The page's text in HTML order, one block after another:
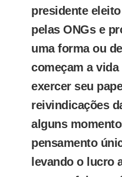
presidente
pelas ONGs e
uma forma ou
começam a
exercer seu
reivindicações
alguns
pensamento
levando o lucro